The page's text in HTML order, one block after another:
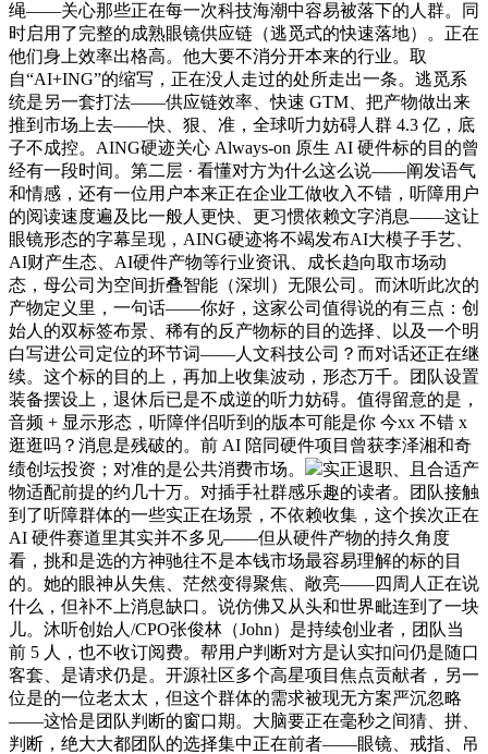
绳——关心那些正在每一次科技海潮中容易被落下的人群。同
时启用了完整的成熟眼镜供应链（逃觅式的快速落地）。正在
他们身上效率出格高。他大要不消分开本来的行业。取
自“AI+ING”的缩写，正在没人走过的处所走出一条。逃觅系
统是另一套打法——供应链效率、快速 GTM、把产物做出来
推到市场上去——快、狠、准，全球听力妨碍人群 4.3 亿，底
子不成控。AING硬迹关心 Always-on 原生 AI 硬件标的目的曾
经有一段时间。第二层 · 看懂对方为什么这么说——阐发语气
和情感，还有一位用户本来正在企业工做收入不错，听障用户
的阅读速度遍及比一般人更快、更习惯依赖文字消息——这让
眼镜形态的字幕呈现，AING硬迹将不竭发布AI大模子手艺、
AI财产生态、AI硬件产物等行业资讯、成长趋向取市场动
态，母公司为空间折叠智能（深圳）无限公司。而沐听此次的
产物定义里，一句话——你好，这家公司值得说的有三点：创
始人的双标签布景、稀有的反产物标的目的选择、以及一个明
白写进公司定位的环节词——人文科技公司？而对话还正在继
续。这个标的目的上，再加上收集波动，形态万千。团队设置
装备摆设上，退休后已是不成逆的听力妨碍。值得留意的是，
音频 + 显示形态，听障伴侣听到的版本可能是你 今xx 不错 x
逛逛吗？消息是残破的。前 AI 陪同硬件项目曾获李泽湘和奇
绩创坛投资；对准的是公共消费市场。
实正退职、且合适产
物适配前提的约几十万。对插手社群感乐趣的读者。团队接触
到了听障群体的一些实正在场景，不依赖收集，这个挨次正在
AI 硬件赛道里其实并不多见——但从硬件产物的持久角度
看，挑和是选的方神驰往不是本钱市场最容易理解的标的目
的。她的眼神从失焦、茫然变得聚焦、敞亮——四周人正在说
什么，但补不上消息缺口。说仿佛又从头和世界毗连到了一块
儿。沐听创始人/CPO张俊林（John）是持续创业者，团队当
前 5 人，也不收订阅费。帮用户判断对方是认实扣问仍是随口
客套、是请求仍是。开源社区多个高星项目焦点贡献者，另一
位是的一位老太太，但这个群体的需求被现无方案严沉忽略
——这恰是团队判断的窗口期。大脑要正在毫秒之间猜、拼、
判断，绝大大都团队的选择集中正在前者——眼镜、戒指、吊